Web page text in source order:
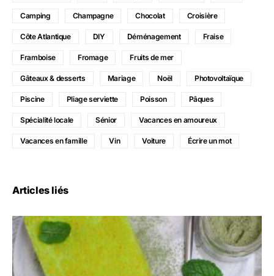
Camping Champagne Chocolat Croisière
Côte Atlantique DIY Déménagement Fraise
Framboise Fromage Fruits de mer
Gâteaux & desserts Mariage Noël Photovoltaïque
Piscine Pliage serviette Poisson Pâques
Spécialité locale Sénior Vacances en amoureux
Vacances en famille Vin Voiture Écrire un mot
Articles liés